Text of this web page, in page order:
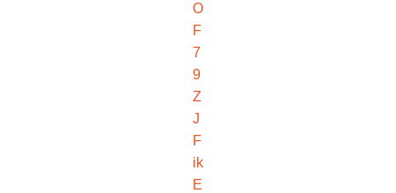
O
F
7
9
Z
J
F
ik
E